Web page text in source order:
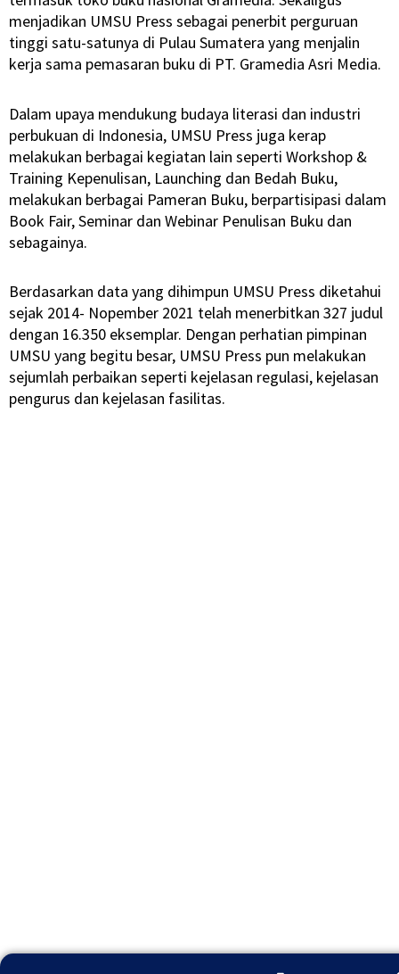
menjadikan UMSU Press sebagai penerbit perguruan
tinggi satu-satunya di Pulau Sumatera yang menjalin
kerja sama pemasaran buku di PT. Gramedia Asri Media.
Dalam upaya mendukung budaya literasi dan industri
perbukuan di Indonesia, UMSU Press juga kerap
melakukan berbagai kegiatan lain seperti Workshop &
Training Kepenulisan, Launching dan Bedah Buku,
melakukan berbagai Pameran Buku, berpartisipasi dalam
Book Fair, Seminar dan Webinar Penulisan Buku dan
sebagainya.
Berdasarkan data yang dihimpun UMSU Press diketahui
sejak 2014- Nopember 2021 telah menerbitkan 327 judul
dengan 16.350 eksemplar. Dengan perhatian pimpinan
UMSU yang begitu besar, UMSU Press pun melakukan
sejumlah perbaikan seperti kejelasan regulasi, kejelasan
pengurus dan kejelasan fasilitas.